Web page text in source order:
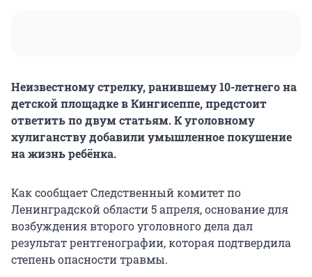
Неизвестному стрелку, ранившему 10-летнего на
детской площадке в Кингисеппе, предстоит
ответить по двум статьям. К уголовному
хулиганству добавили умышленное покушение
на жизнь ребёнка.
Как сообщает Следственный комитет по
Ленинградской области 5 апреля, основание для
возбуждения второго уголовного дела дал
результат рентгенографии, которая подтвердила
степень опасности травмы.